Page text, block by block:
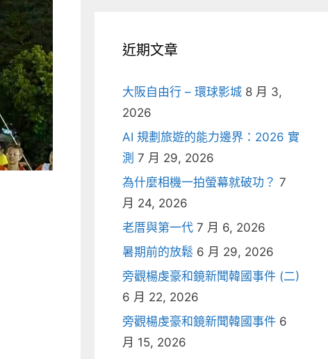
近期文章
大阪自由行 – 環球影城 8 月 3,
2026
AI 規劃旅遊的能力邊界：2026 實
測 7 月 29, 2026
為什麼相機一拍螢幕就破功？ 7
月 24, 2026
老厝與第一代 7 月 6, 2026
暑期前的放鬆 6 月 29, 2026
旁觀楊虔豪和鏡新聞韓國事件 (二)
6 月 22, 2026
旁觀楊虔豪和鏡新聞韓國事件 6
月 15, 2026